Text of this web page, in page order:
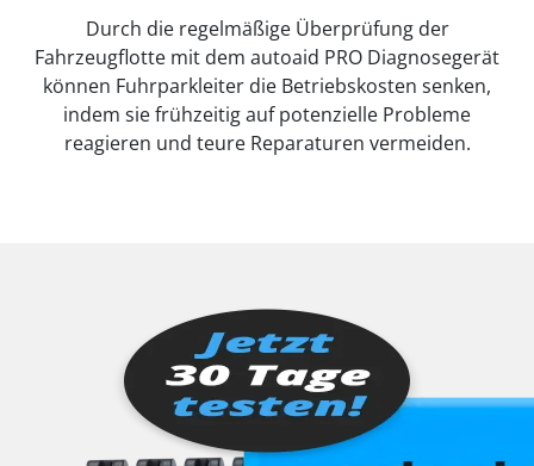
Durch die regelmäßige Überprüfung der
Fahrzeugflotte mit dem autoaid PRO Diagnosegerät
können Fuhrparkleiter die Betriebskosten senken,
indem sie frühzeitig auf potenzielle Probleme
reagieren und teure Reparaturen vermeiden.